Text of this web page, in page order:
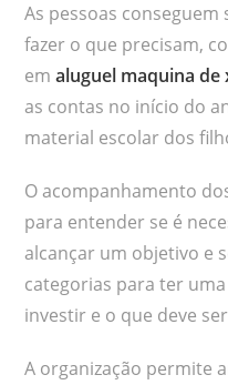
As pessoas
fazer o que precisam,
emaluguel maquina de
as contas no início do
material escolar dos
O acompanhamento
para entender se é
alcançar um objetivo e
categorias para ter
investir e o que deve
A organização permite